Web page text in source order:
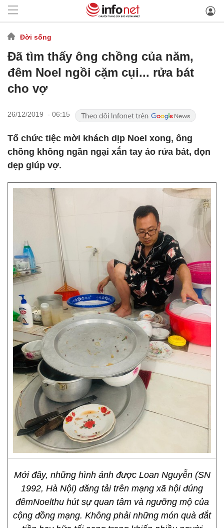
Đời sống
Đã tìm thấy ông chồng của năm,
đêm Noel ngồi cặm cụi... rửa bát
cho vợ
26/12/2019 - 06:15
Tổ chức tiệc mời khách dịp Noel xong, ông
chồng không ngần ngại xắn tay áo rửa bát, dọn
dẹp giúp vợ.
Mới đây, những hình ảnh được Loan Nguyễn (SN
1992, Hà Nội) đăng tải trên mạng xã hội đúng
đêmNoelthu hút sự quan tâm và ngưỡng mộ của
cộng đồng mạng. Không phải những món quà đắt